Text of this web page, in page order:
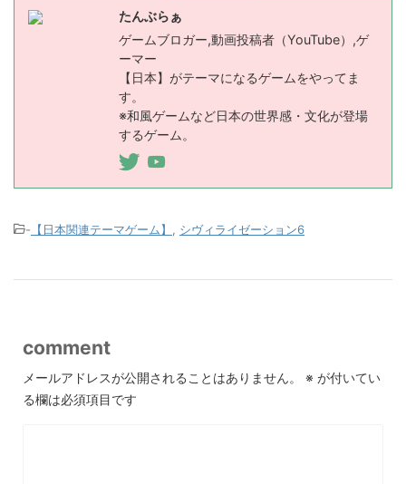
たんぶらぁ
ゲームブロガー,動画投稿者（YouTube）,ゲ
ーマー
【日本】がテーマになるゲームをやってま
す。
※和風ゲームなど日本の世界感・文化が登場
するゲーム。
- 【日本関連テーマゲーム】 , シヴィライゼーション6
comment
メールアドレスが公開されることはありません。 ※ が付いてい
る欄は必須項目です